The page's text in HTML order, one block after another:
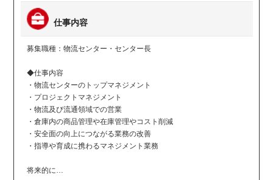
仕事内容
募集職種：物流センター・センター長
◆仕事内容
・物流センターのトップマネジメント
・プロジェクトマネジメント
・物流及び流通領域での営業
・倉庫内の商品管理や在庫管理やコスト削減
・安全面の向上につながる業務の改善
・指導や育成に携わるマネジメント業務
将来的に…